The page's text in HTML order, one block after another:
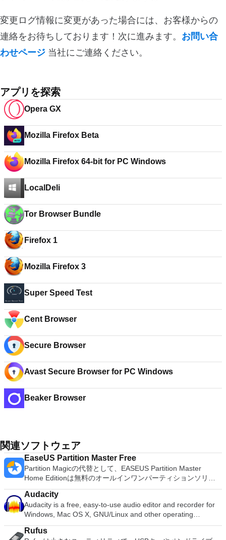
変更ログ情報に変更があった場合には、お客様からの
連絡をお待ちしております！次に進みます。 お問い合
わせページ 当社にご連絡ください。
アプリを探索
Opera GX
Mozilla Firefox Beta
Mozilla Firefox 64-bit for PC Windows
LocalDeli
Tor Browser Bundle
Firefox 1
Mozilla Firefox 3
Super Speed Test
Cent Browser
Secure Browser
Avast Secure Browser for PC Windows
Beaker Browser
関連ソフトウェア
EaseUS Partition Master Free
Partition Magicの代替として、EASEUS Partition Master
Home Editionは無料のオールインワンパーティションソリュ
ーションおよびディスク管理ユーティリティです。パーティシ
ョンの拡張（特にシステムドライブ用）、ディスク領域の管
理、MBRおよびGUIDパーティションテーブル（GPT）ディス
クのディスク領域不足の問題の解決を可能にします。 パーテ
ィションのサイズ変更/移動システムドライブを拡張するディ
スクとパーティションをコピーパーティションをマージ分割パ
Audacity
Audacity is a free, easy-to-use audio editor and recorder for
Windows, Mac OS X, GNU/Linux and other operating
systems. You can use Audacity to: Record live audio. Convert
tapes and records into digital recordings or CDs. Edit Ogg
Rufus